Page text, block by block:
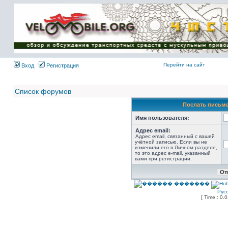
Имя пользователя:
Пароль:
{ LOG_ME_IN_SHORT
}
Вход
Регистрация Перейти на сайт
Список форумов
Послать
Имя пользователя:
Адрес email:
Адрес email, связанный с вашей
учётной записью. Если вы не
изменили его в Личном разделе,
то это адрес e-mail, указанный
вами при регистрации.
[ Time :